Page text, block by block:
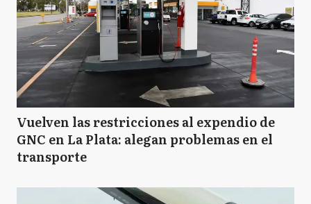
GV General Villegas
J Junín
Vuelven las restricciones al expendio de
GNC en La Plata: alegan problemas en el
transporte